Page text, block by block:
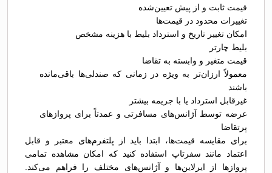
قیمت ثابت و از پیش تعیین‌شده
تغییرات محدود در قیمت‌ها
امکان تغییر تاریخ و استرداد بلیط با هزینه مشخص
بلیط چارتر
قیمت متغیر و وابسته به تقاضا
معمولاً ارزان‌تر به ویژه در زمانی که صندلی‌ها باقی‌مانده
باشند
غیرقابل استرداد یا با جریمه بیشتر
عرضه توسط آژانس‌های مسافرتی و عمدتاً برای پروازهای
پرتقاضا
برای مقایسه قیمت‌ها، ابتدا باید از پلتفرم‌های معتبر و قابل
اعتماد مانند سفرتاپ استفاده کنید که امکان مشاهده تمامی
پروازها از ایرلاین‌ها و آژانس‌های مختلف را فراهم می‌کند.